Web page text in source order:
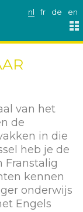
nl fr de en
van het
de
in die
heb je de
Franstalig
kennen
onderwijs
Engels